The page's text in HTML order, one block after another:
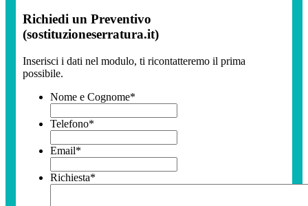
Richiedi un Preventivo
(sostituzioneserratura.it)
Inserisci i dati nel modulo, ti ricontatteremo il prima
possibile.
Nome e Cognome*
Telefono*
Email*
Richiesta*